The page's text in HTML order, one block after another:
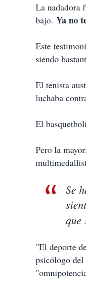
La nadadora
bajo. Ya no
Este
siendo
El tenista
luchaba
El
Pero la
Se
que
"El deporte
psicólogo del